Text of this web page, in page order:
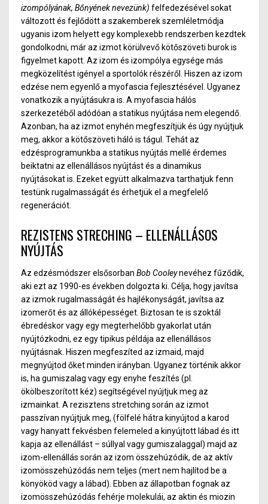
izompólyának, Bőnyének nevezünk) felfedezésével sokat
változott és fejlődött a szakemberek szemléletmódja
ugyanis izom helyett egy komplexebb rendszerben kezdtek
gondolkodni, már az izmot körülvevő kötőszöveti burok is
figyelmet kapott. Az izom és izompólya egysége más
megközelítést igényel a sportolók részéről. Hiszen az izom
edzése nem egyenlő a myofascia fejlesztésével. Ugyanez
vonatkozik a nyújtásukra is. A myofascia hálós
szerkezetéből adódóan a statikus nyújtása nem elegendő.
Azonban, ha az izmot enyhén megfeszítjük és úgy nyújtjuk
meg, akkor a kötőszöveti háló is tágul. Tehát az
edzésprogramunkba a statikus nyújtás mellé érdemes
beiktatni az ellenállásos nyújtást és a dinamikus
nyújtásokat is. Ezeket együtt alkalmazva tarthatjuk fenn
testünk rugalmasságát és érhetjük el a megfelelő
regenerációt.
REZISTENS STRECHING – ELLENÁLLÁSOS
NYÚJTÁS
Az edzésmódszer elsősorban Bob Cooleynevéhez fűződik,
aki ezt az 1990-es években dolgozta ki. Célja, hogy javítsa
az izmok rugalmasságát és hajlékonyságát, javítsa az
izomerőt és az állóképességet. Biztosan te is szoktál
ébredéskor vagy egy megterhelőbb gyakorlat után
nyújtózkodni, ez egy tipikus példája az ellenállásos
nyújtásnak. Hiszen megfeszíted az izmaid, majd
megnyújtod őket minden irányban. Ugyanez történik akkor
is, ha gumiszalag vagy egy enyhe feszítés (pl.
ökölbeszorított kéz) segítségével nyújtjuk meg az
izmainkat. A rezisztens stretching során az izmot
passzívan nyújtjuk meg, (fölfelé hátra kinyújtod a karod
vagy hanyatt fekvésben felemeled a kinyújtott lábad és itt
kapja az ellenállást – súllyal vagy gumiszalaggal) majd az
izom-ellenállás során az izom összehúzódik, de az aktív
izomösszehúzódás nem teljes (mert nem hajlítod be a
könyököd vagy a lábad). Ebben az állapotban fognak az
izomösszehúzódás fehérje molekulái, az aktin és miozin